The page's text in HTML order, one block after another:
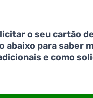
o seu cartão
abaixo para saber
e como